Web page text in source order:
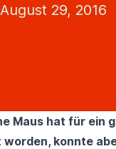
29, 2016
Maus hat für ein
konnte